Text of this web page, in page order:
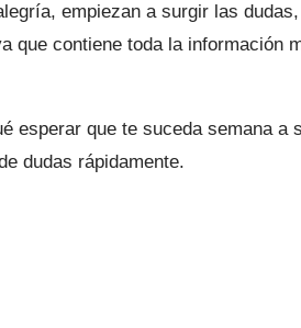
empiezan a surgir las
que contiene toda la
esperar que te suceda semana
dudas rápidamente.